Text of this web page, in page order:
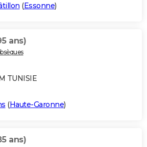
(Essonne)
ans)
TUNISIE
(Haute-Garonne)
ans)